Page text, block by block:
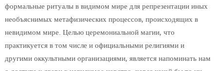
формальные ритуалы в видимом мире для репрезентации иных
необъяснимых метафизических процессов, происходящих в
невидимом мире. Целью церемониальной магии, что
практикуется в том числе и официальными религиями и
другими оккультными организациями, является напоминать нам